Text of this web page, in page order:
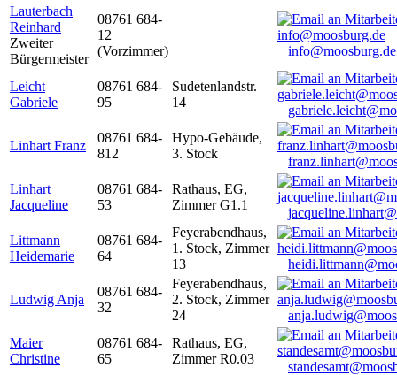
Lauterbach
Reinhard
Zweiter
Bürgermeister
08761 684-
12
(Vorzimmer)
info@moosburg.de
Leicht
Gabriele
08761 684-
95
Sudetenlandstr.
14
Linhart Franz
08761 684-
812
Hypo-Gebäude,
3. Stock
Linhart
Jacqueline
08761 684-
53
Rathaus, EG,
Zimmer G1.1
Littmann
Heidemarie
08761 684-
64
Feyerabendhaus,
1. Stock, Zimmer
13
Ludwig Anja
08761 684-
32
Feyerabendhaus,
2. Stock, Zimmer
24
Maier
Christine
08761 684-
65
Rathaus, EG,
Zimmer R0.03